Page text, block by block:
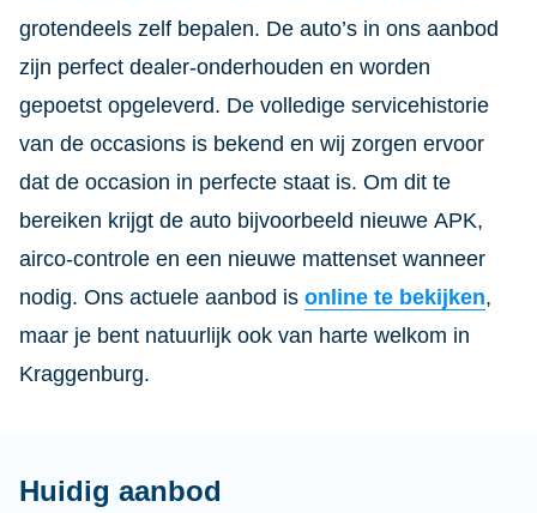
grotendeels zelf bepalen. De auto’s in ons aanbod
zijn perfect dealer-onderhouden en worden
gepoetst opgeleverd. De volledige servicehistorie
van de occasions is bekend en wij zorgen ervoor
dat de occasion in perfecte staat is. Om dit te
bereiken krijgt de auto bijvoorbeeld nieuwe APK,
airco-controle en een nieuwe mattenset wanneer
nodig. Ons actuele aanbod is online te bekijken,
maar je bent natuurlijk ook van harte welkom in
Kraggenburg.
Huidig aanbod